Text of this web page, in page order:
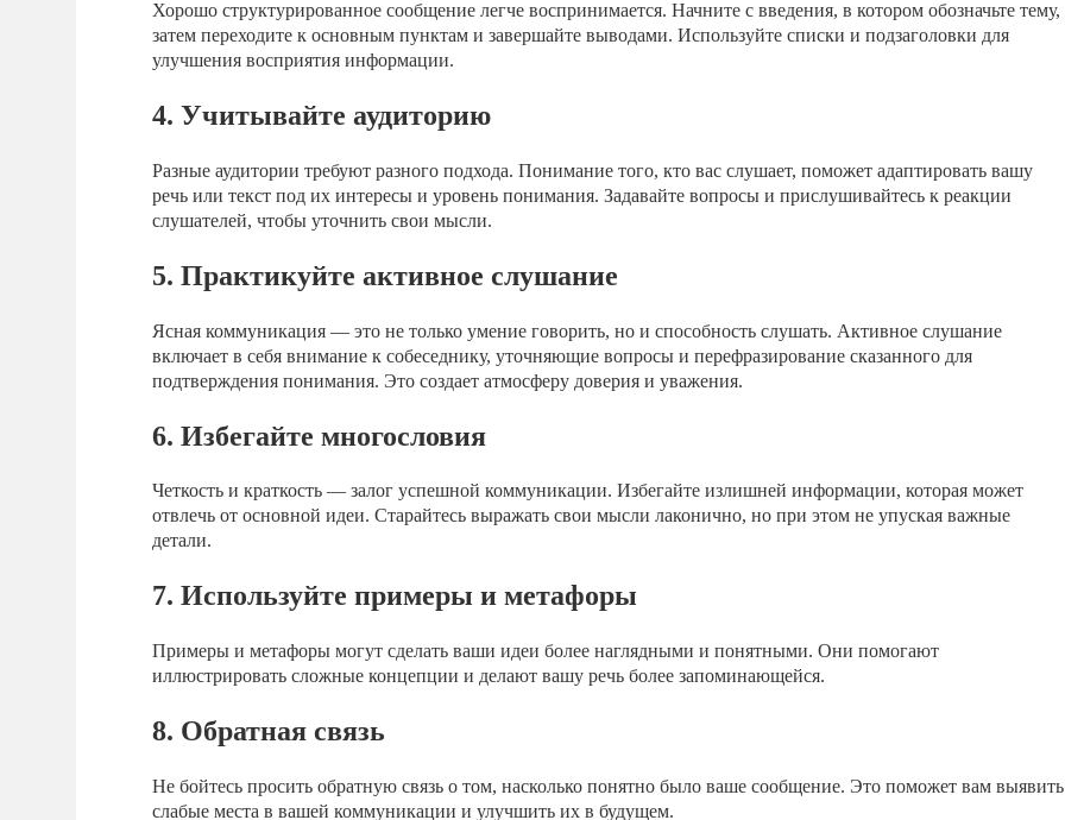
Хорошо структурированное сообщение легче воспринимается. Начните с введения, в котором обозначьте тему,
затем переходите к основным пунктам и завершайте выводами. Используйте списки и подзаголовки для
улучшения восприятия информации.
4. Учитывайте аудиторию
Разные аудитории требуют разного подхода. Понимание того, кто вас слушает, поможет адаптировать вашу
речь или текст под их интересы и уровень понимания. Задавайте вопросы и прислушивайтесь к реакции
слушателей, чтобы уточнить свои мысли.
5. Практикуйте активное слушание
Ясная коммуникация — это не только умение говорить, но и способность слушать. Активное слушание
включает в себя внимание к собеседнику, уточняющие вопросы и перефразирование сказанного для
подтверждения понимания. Это создает атмосферу доверия и уважения.
6. Избегайте многословия
Четкость и краткость — залог успешной коммуникации. Избегайте излишней информации, которая может
отвлечь от основной идеи. Старайтесь выражать свои мысли лаконично, но при этом не упуская важные
детали.
7. Используйте примеры и метафоры
Примеры и метафоры могут сделать ваши идеи более наглядными и понятными. Они помогают
иллюстрировать сложные концепции и делают вашу речь более запоминающейся.
8. Обратная связь
Не бойтесь просить обратную связь о том, насколько понятно было ваше сообщение. Это поможет вам выявить
слабые места в вашей коммуникации и улучшить их в будущем.